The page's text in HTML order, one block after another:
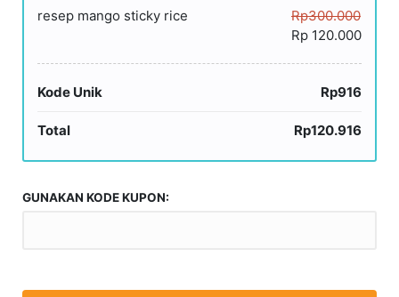
resep mango sticky rice
Rp300.000
Rp 120.000
Kode Unik Rp916
Total Rp120.916
GUNAKAN KODE KUPON: